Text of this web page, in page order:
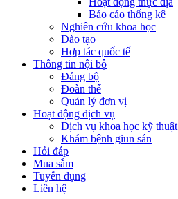
Báo cáo thống kê
Nghiên cứu khoa học
Đào tạo
Hợp tác quốc tế
Thông tin nội bộ
Đảng bộ
Đoàn thể
Quản lý đơn vị
Hoạt động dịch vụ
Dịch vụ khoa học kỹ thuật
Khám bệnh giun sán
Hỏi đáp
Mua sắm
Tuyển dụng
Liên hệ